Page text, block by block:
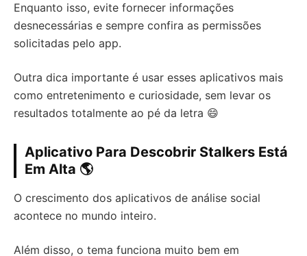
Enquanto isso, evite fornecer informações
desnecessárias e sempre confira as permissões
solicitadas pelo app.
Outra dica importante é usar esses aplicativos mais
como entretenimento e curiosidade, sem levar os
resultados totalmente ao pé da letra 😄
Aplicativo Para Descobrir Stalkers Está
Em Alta 🌎
O crescimento dos aplicativos de análise social
acontece no mundo inteiro.
Além disso, o tema funciona muito bem em